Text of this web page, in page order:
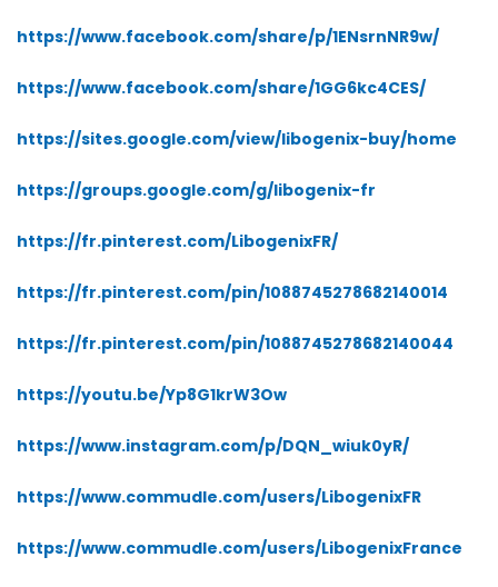
https://www.facebook.com/share/p/1ENsrnNR9w/
https://www.facebook.com/share/1GG6kc4CES/
https://sites.google.com/view/libogenix-buy/home
https://groups.google.com/g/libogenix-fr
https://fr.pinterest.com/LibogenixFR/
https://fr.pinterest.com/pin/1088745278682140014
https://fr.pinterest.com/pin/1088745278682140044
https://youtu.be/Yp8G1krW3Ow
https://www.instagram.com/p/DQN_wiuk0yR/
https://www.commudle.com/users/LibogenixFR
https://www.commudle.com/users/LibogenixFrance